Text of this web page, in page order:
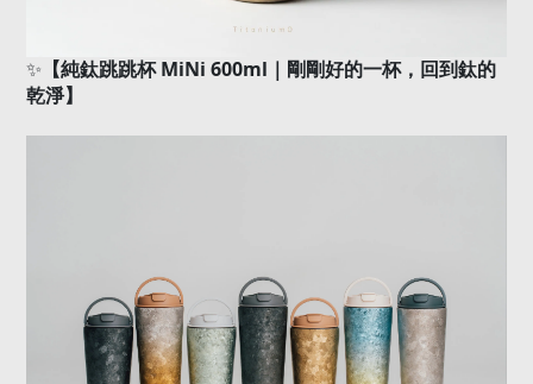
✨ 【純鈦跳跳杯MiNi 600ml ｜剛剛好的一杯，回到鈦的
乾淨】